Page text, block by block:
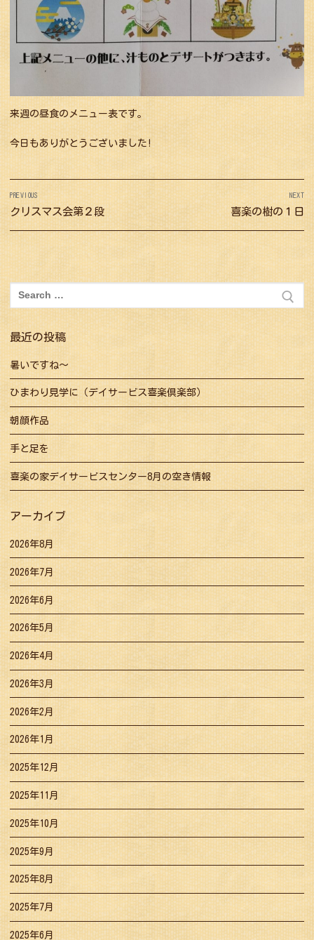
来週の昼食のメニュー表です。
今日もありがとうございました!
投
稿
ナ
ビ
ゲ
ー
シ
ョ
ン
PREVIOUS
Previous
post:
クリスマス会第２段
NEXT
Next
post:
喜楽の樹の１日
検
索:
最近の投稿
暑いですね～
ひまわり見学に（デイサービス喜楽倶楽部）
朝顔作品
手と足を
喜楽の家デイサービスセンター8月の空き情報
アーカイブ
2026年8月
2026年7月
2026年6月
2026年5月
2026年4月
2026年3月
2026年2月
2026年1月
2025年12月
2025年11月
2025年10月
2025年9月
2025年8月
2025年7月
2025年6月